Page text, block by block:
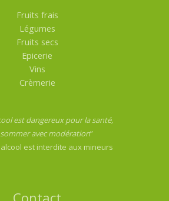
Fruits frais
Légumes
Fruits secs
Epicerie
Vins
Crèmerie
est dangereux pour la santé,
avec modération”
est interdite aux mineurs
Contact